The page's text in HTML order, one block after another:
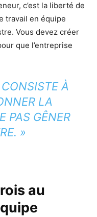
c’est la liberté de
travail en équipe
Vous devez créer
que l’entreprise
CONSISTE À
LA
PAS GÊNER
»
au